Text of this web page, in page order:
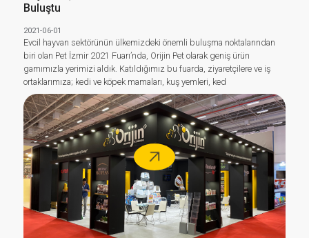
Buluştu
2021-06-01
Evcil hayvan sektörünün ülkemizdeki önemli buluşma noktalarından
biri olan Pet İzmir 2021 Fuarı’nda, Orijin Pet olarak geniş ürün
gamımızla yerimizi aldık. Katıldığımız bu fuarda, ziyaretçilere ve iş
ortaklarımıza; kedi ve köpek mamaları, kuş yemleri, ked